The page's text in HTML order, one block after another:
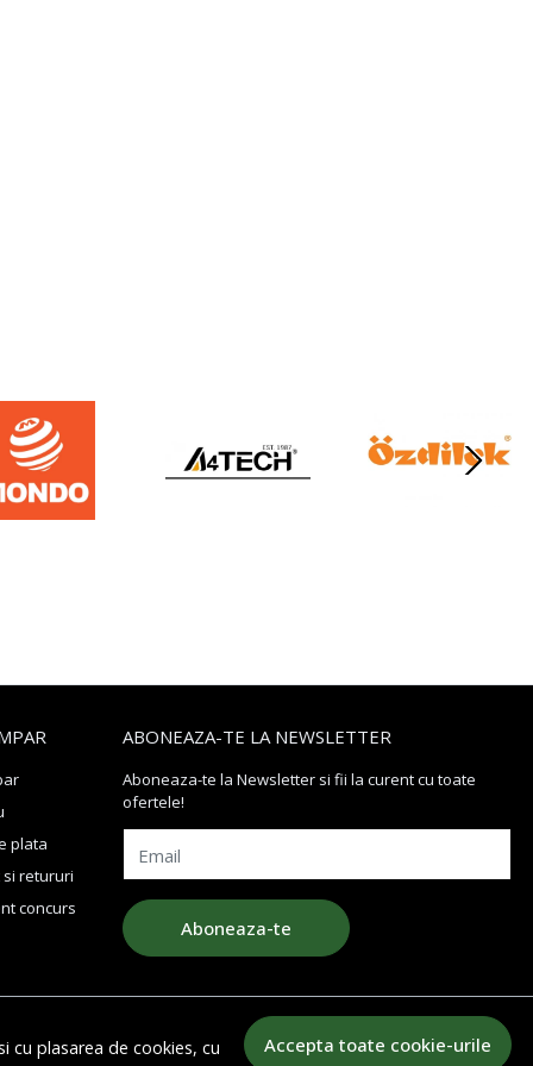
cu plasarea de cookies, cu
Accepta toate cookie-urile
plata
retururi
concurs
ABONEAZA-TE LA NEWSLETTER
Aboneaza-te la Newsletter si fii la curent cu toate
ofertele!
Email
Aboneaza-te